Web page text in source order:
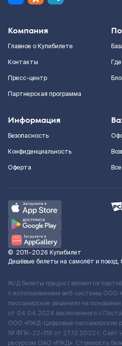
Компания
Главное о Купибилете
Контакты
Пресс-центр
Партнерская программа
Информация
Безопасность
Конфиденциальность
Оферта
© 2011–2026 Купибилет
Дешёвые билеты на самолёт и поезд,
Ж/Д билеты предоставляются
с использованием веб-системы ООО
пассажирские решения» на
от 04.04.2024 заключенного с
ООО «РЖД-Цифровые пассажирские
№ ФПК-22-316 от 27.12.2022 г. Сайт
ресурсом ОАО «РЖД». Стоимость